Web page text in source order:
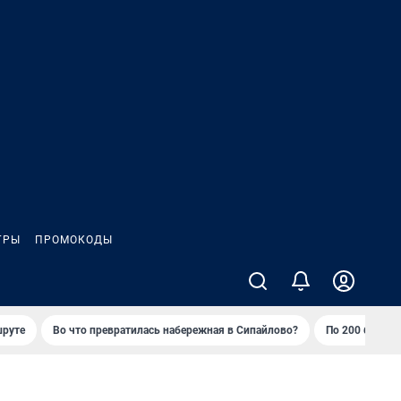
ПРОМОКОДЫ
Во что превратилась набережная в Сипайлово? По 200